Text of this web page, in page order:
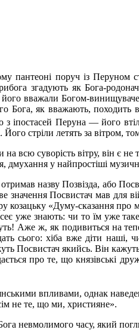
пантеоні поруч із Перуном
згадують як Бога-
вважали Богом-
Бога, як вважають, походить
з іпостасей Перуна — його
Його стріли летять за вітром,
на всю суворість вітру, він є
дмухання у найпростіші
назву Позвізда, або
значення Посвистач мав для
козацьку «Думу-сказання
уже знають: чи то їм уже
Аже ж, як подивиться на
сього: хіба вже діти
Посвистач якийсь. Він
про те, що князівські
впливами, однак
не те, що ми, християне».
невмолимого часу, який